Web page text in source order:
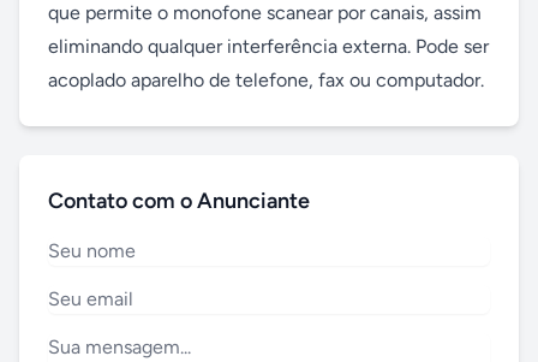
que permite o monofone scanear por canais, assim
eliminando qualquer interferência externa. Pode ser
acoplado aparelho de telefone, fax ou computador.
Contato com o Anunciante